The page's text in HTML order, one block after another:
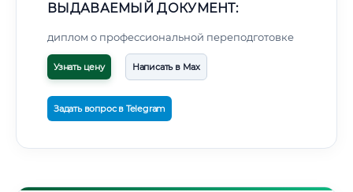
ВЫДАВАЕМЫЙ ДОКУМЕНТ:
диплом о профессиональной переподготовке
Узнать цену Написать в Max
Задать вопрос в Telegram